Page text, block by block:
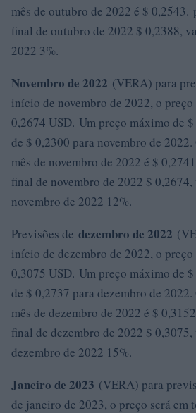
mês de outubro de 2022 é $ 0,2543.
final de outubro de 2022 $ 0,2388,
2022 3%.
Novembro de 2022 (VERA) para
início de novembro de 2022, o preço
0,2674 USD. Um preço máximo de
de $ 0,2300 para novembro de
mês de novembro de 2022 é $
final de novembro de 2022 $
novembro de 2022 12%.
Previsões de dezembro de 2022
início de dezembro de 2022, o preço
0,3075 USD. Um preço máximo de
de $ 0,2737 para dezembro de
mês de dezembro de 2022 é $
final de dezembro de 2022 $
dezembro de 2022 15%.
Janeiro de 2023 (VERA) para
de janeiro de 2023, o preço será em